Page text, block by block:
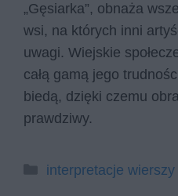
„Gęsiarka”, obnaża
wsi, na których inni
uwagi. Wiejskie
całą gamą jego
biedą, dzięki czemu
prawdziwy.
Kategorie
interpretacje wierszy